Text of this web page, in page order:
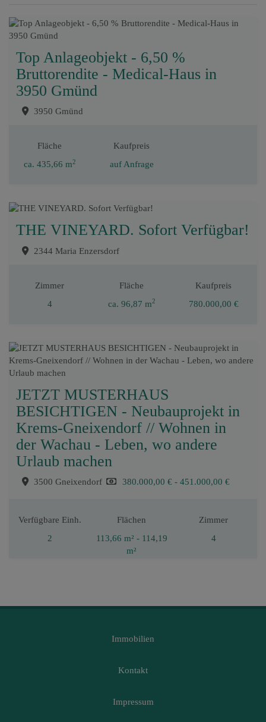
Top Anlageobjekt - 6,50 %
Bruttorendite - Medical-Haus in
3950 Gmünd
3950 Gmünd
Fläche
ca. 435,66 m2
Kaufpreis
auf Anfrage
THE VINEYARD. Sofort Verfügbar!
2344 Maria Enzersdorf
Zimmer
4
Fläche
ca. 96,87 m2
Kaufpreis
780.000,00 €
JETZT MUSTERHAUS
BESICHTIGEN - Neubauprojekt in
Krems-Gneixendorf // Wohnen in
der Wachau - Leben, wo andere
Urlaub machen
3500 Gneixendorf 380.000,00 € - 451.000,00 €
Verfügbare Einh.
2
Flächen
113,66 m² - 114,19
m²
Zimmer
4
Immobilien
Kontakt
Impressum